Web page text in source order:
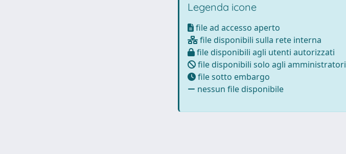
Legenda icone
file ad accesso aperto
file disponibili sulla rete interna
file disponibili agli utenti autorizzati
file disponibili solo agli amministratori
file sotto embargo
nessun file disponibile